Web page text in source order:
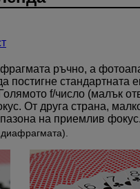
ръчно, а
постигне стандартната
f/число (малък
От друга страна,
на приемлив